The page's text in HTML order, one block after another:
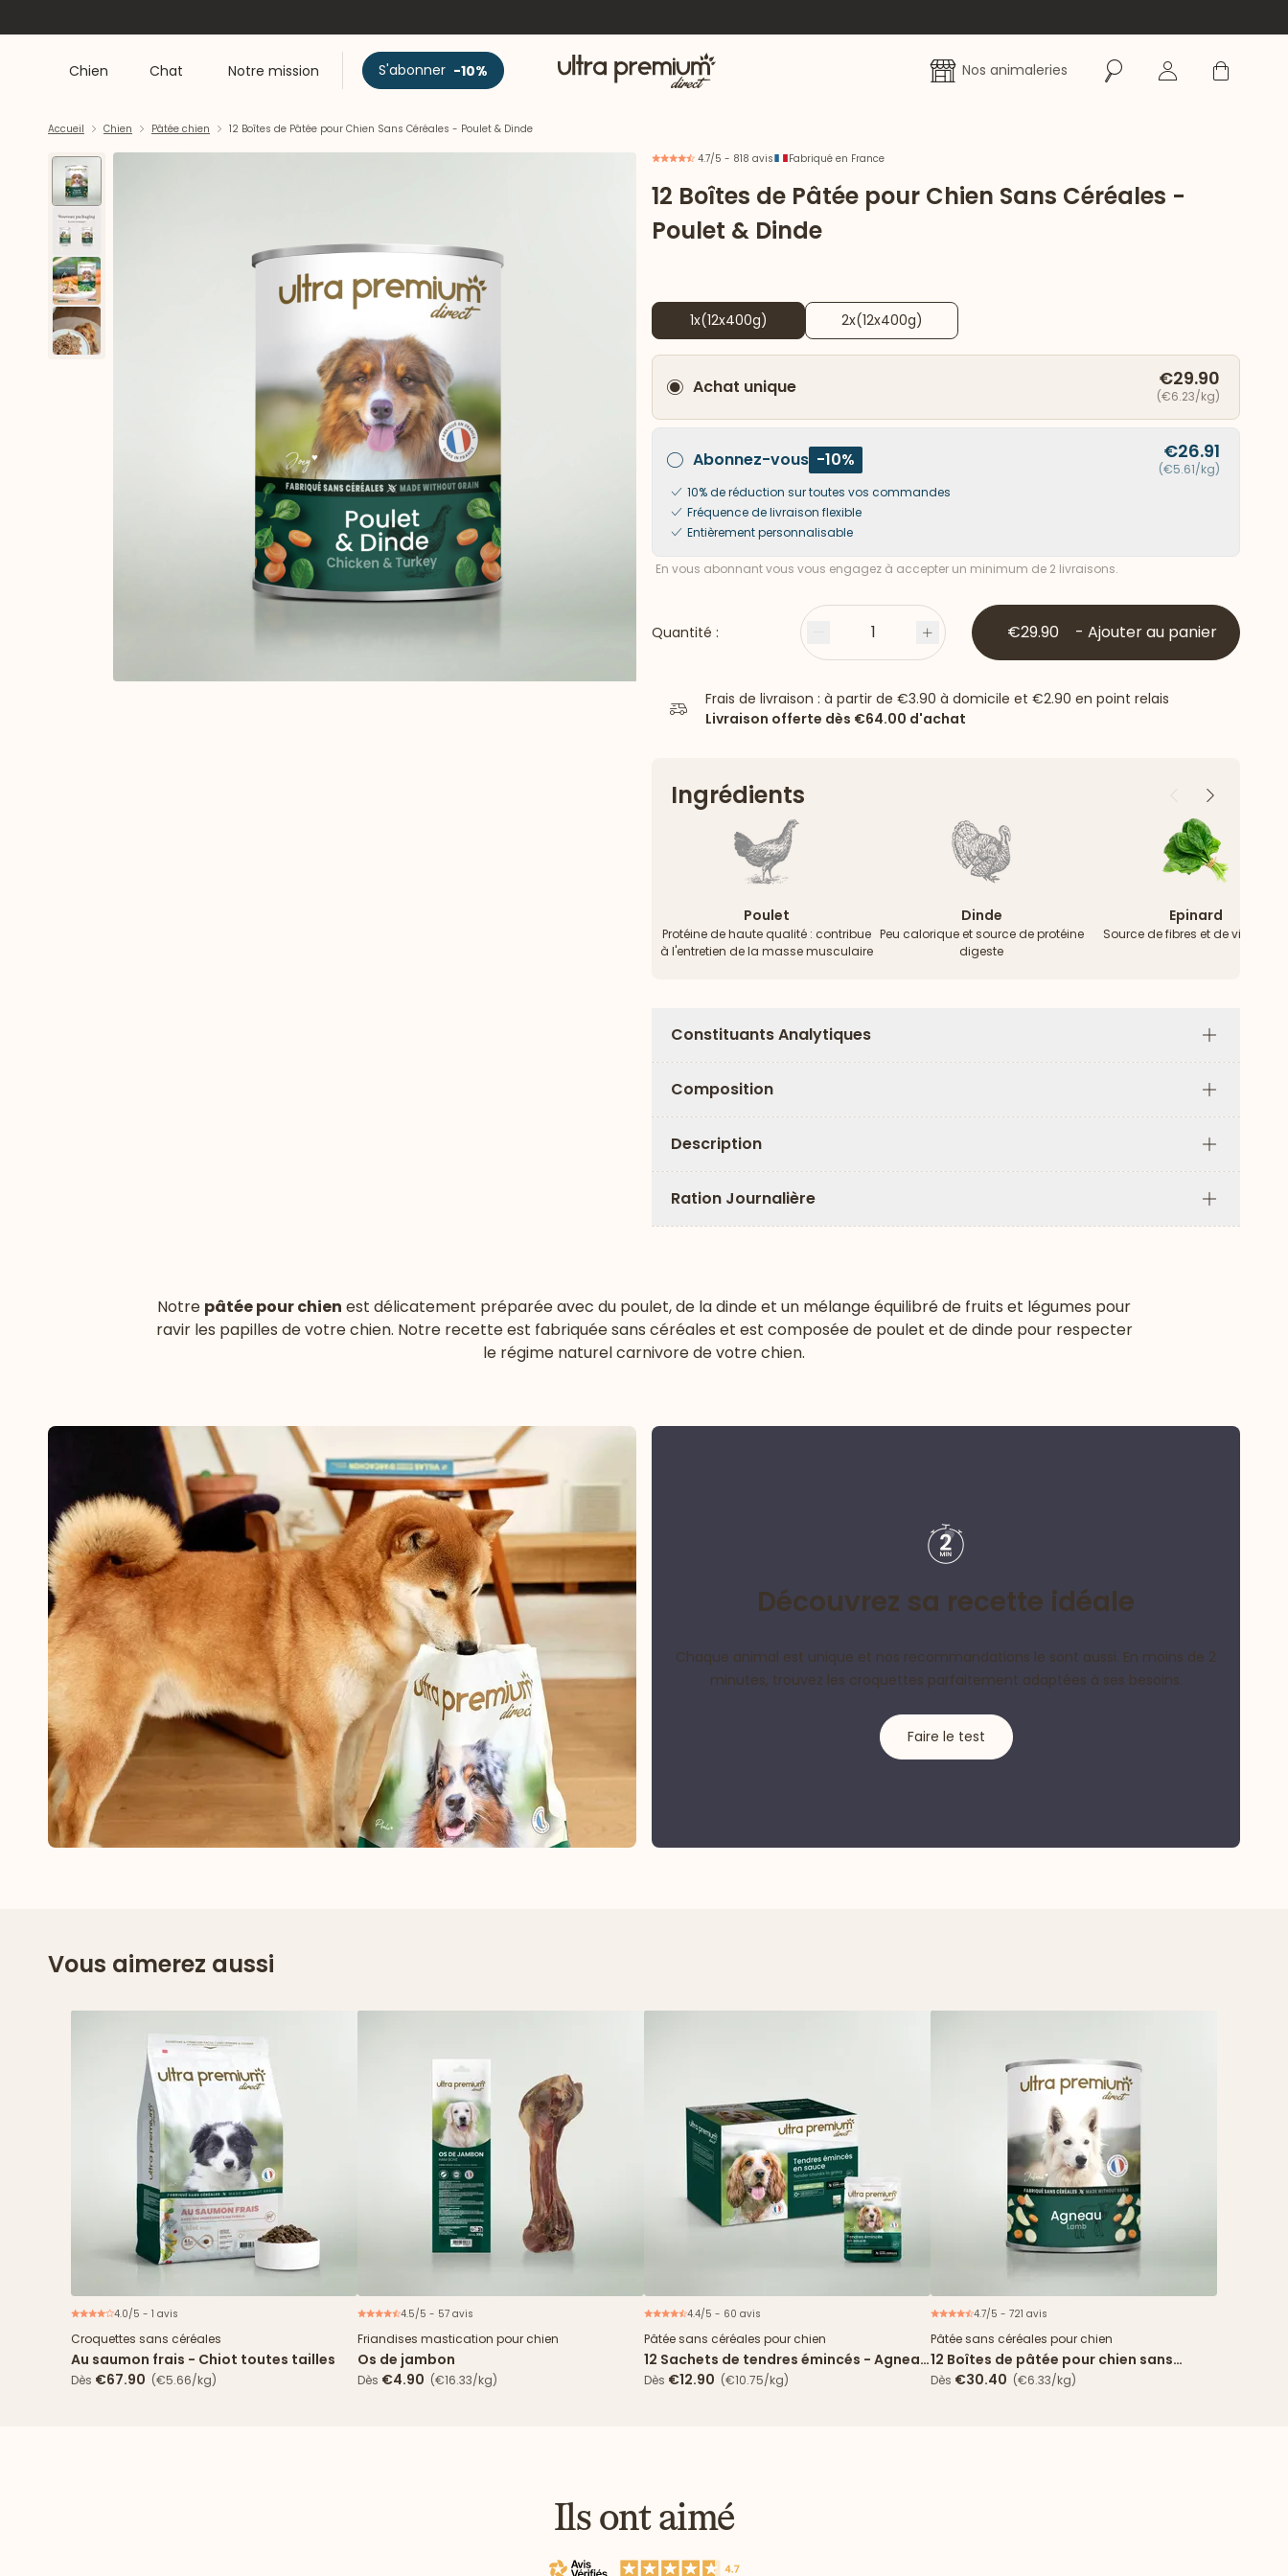
Chien Chat Notre mission S'abonner -10% Accueil Nos animaleries RechercherSe connecter
Panier
Accueil Chien Pâtée chien 12 Boîtes de Pâtée pour Chien Sans Céréales - Poulet & Dinde
4.7/5 - 818 avis Fabriqué en France
12 Boîtes de Pâtée pour Chien Sans Céréales -
Poulet & Dinde
1x(12x400g) 2x(12x400g)
Achat unique €29.90
(€6.23/kg)
Abonnez-vous -10% €26.91
(€5.61/kg)
10% de réduction sur toutes vos commandes
Fréquence de livraison flexible
Entièrement personnalisable
En vous abonnant vous vous engagez à accepter un minimum de 2 livraisons.
Quantité : Moins 1 Plus €29.90 - Ajouter au panier
Frais de livraison : à partir de €3.90 à domicile et €2.90 en point relais
Livraison offerte dès €64.00 d'achat
Ingrédients PrécédentSuivant
Poulet
Protéine de haute qualité : contribue
à l'entretien de la masse musculaire
Dinde
Peu calorique et source de protéine
digeste
Epinard
Source de fibres et de
Constituants Analytiques
Plus
Composition
Plus
Description
Plus
Ration Journalière
Plus
Notre pâtée pour chien est délicatement préparée avec du poulet, de la dinde et un mélange équilibré de fruits et légumes pour
ravir les papilles de votre chien. Notre recette est fabriquée sans céréales et est composée de poulet et de dinde pour respecter
le régime naturel carnivore de votre chien.
Découvrez sa recette idéale
Chaque animal est unique et nos recommandations le sont aussi. En moins de 2
minutes, trouvez les croquettes parfaitement adaptées à ses besoins.
Faire le test
Vous aimerez aussi
4.0/5 - 1 avis
Croquettes sans céréales
Au saumon frais - Chiot toutes tailles
Dès €67.90 (€5.66/kg)
4.5/5 - 57 avis
Friandises mastication pour chien
Os de jambon
Dès €4.90 (€16.33/kg)
4.4/5 - 60 avis
Pâtée sans céréales pour chien
12 Sachets de tendres émincés - Agneau
& haricots verts
Dès €12.90 (€10.75/kg)
4.7/5 - 721 avis
Pâtée sans céréales pour chien
12 Boîtes de pâtée pour chien sans
céréales - Agneau
Dès €30.40 (€6.33/kg)
Ils ont aimé